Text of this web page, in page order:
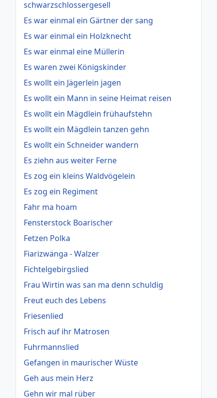
schwarzschlossergesell
Es war einmal ein Gärtner der sang
Es war einmal ein Holzknecht
Es war einmal eine Müllerin
Es waren zwei Königskinder
Es wollt ein Jägerlein jagen
Es wollt ein Mann in seine Heimat reisen
Es wollt ein Mägdlein frühaufstehn
Es wollt ein Mägdlein tanzen gehn
Es wollt ein Schneider wandern
Es ziehn aus weiter Ferne
Es zog ein kleins Waldvögelein
Es zog ein Regiment
Fahr ma hoam
Fensterstock Boarischer
Fetzen Polka
Fiarizwänga - Walzer
Fichtelgebirgslied
Frau Wirtin was san ma denn schuldig
Freut euch des Lebens
Friesenlied
Frisch auf ihr Matrosen
Fuhrmannslied
Gefangen in maurischer Wüste
Geh aus mein Herz
Gehn wir mal rüber